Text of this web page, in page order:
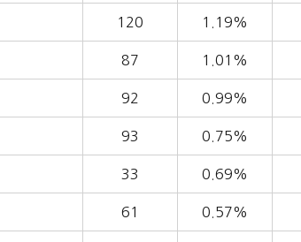
120 1.19%
87 1.01%
92 0.99%
93 0.75%
33 0.69%
61 0.57%